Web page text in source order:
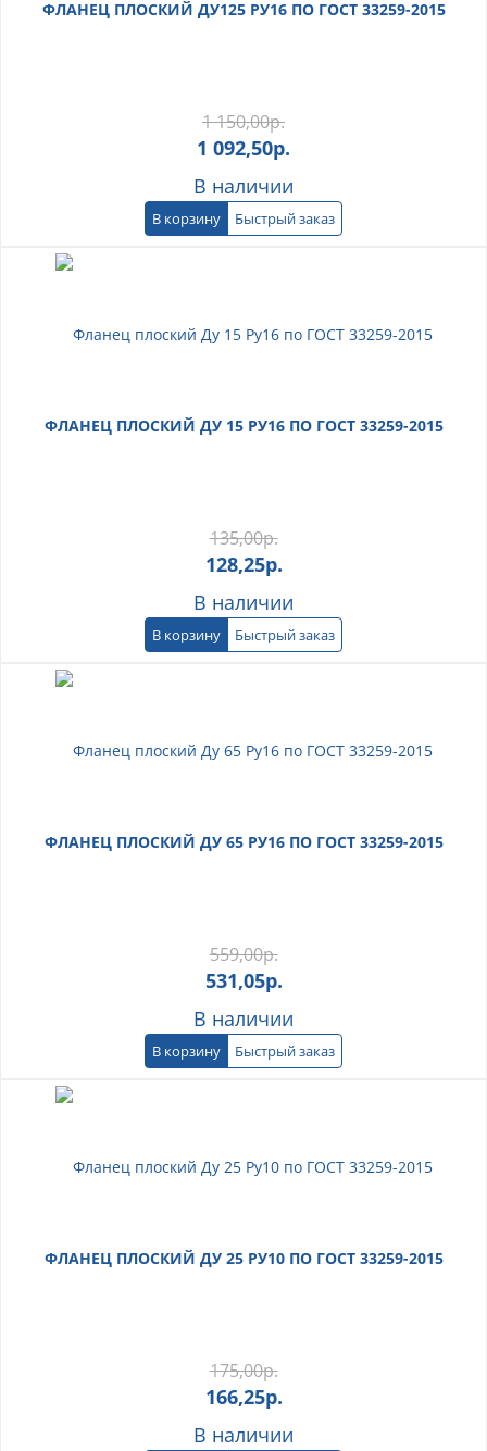
ФЛАНЕЦ ПЛОСКИЙ ДУ125 РУ16 ПО ГОСТ 33259-2015
1 150,00р.
1 092,50р.
В наличии
В корзину Быстрый заказ
ФЛАНЕЦ ПЛОСКИЙ ДУ 15 РУ16 ПО ГОСТ 33259-2015
135,00р.
128,25р.
В наличии
В корзину Быстрый заказ
ФЛАНЕЦ ПЛОСКИЙ ДУ 65 РУ16 ПО ГОСТ 33259-2015
559,00р.
531,05р.
В наличии
В корзину Быстрый заказ
ФЛАНЕЦ ПЛОСКИЙ ДУ 25 РУ10 ПО ГОСТ 33259-2015
175,00р.
166,25р.
В наличии